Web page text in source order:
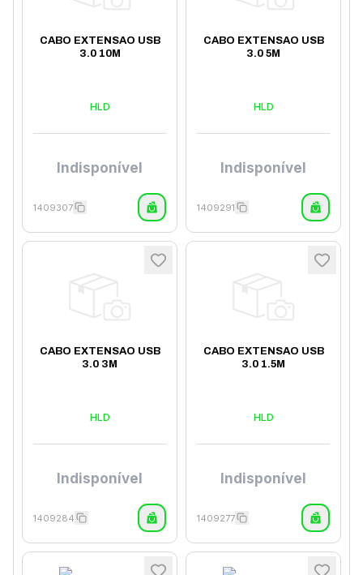
CABO EXTENSAO USB
3.0 10M
HLD
Indisponível
1409307
CABO EXTENSAO USB
3.0 5M
HLD
Indisponível
1409291
CABO EXTENSAO USB
3.0 3M
HLD
Indisponível
1409284
CABO EXTENSAO USB
3.0 1.5M
HLD
Indisponível
1409277